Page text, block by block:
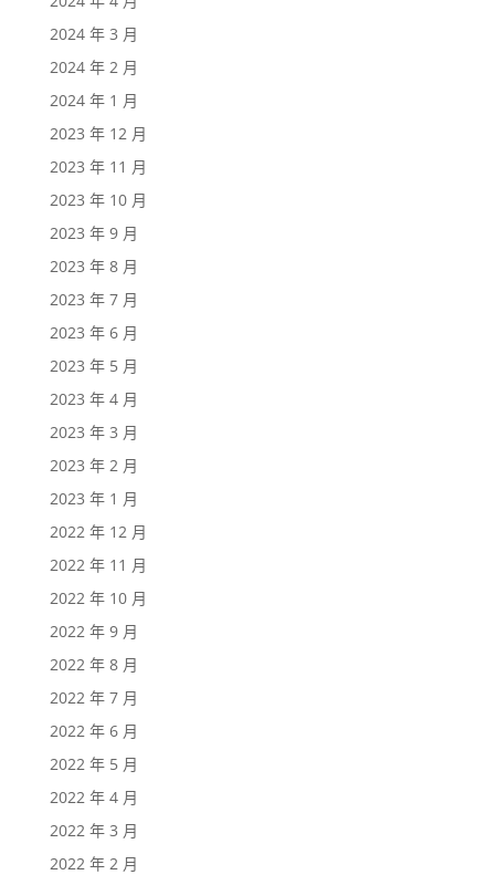
2024 年 3 月
2024 年 2 月
2024 年 1 月
2023 年 12 月
2023 年 11 月
2023 年 10 月
2023 年 9 月
2023 年 8 月
2023 年 7 月
2023 年 6 月
2023 年 5 月
2023 年 4 月
2023 年 3 月
2023 年 2 月
2023 年 1 月
2022 年 12 月
2022 年 11 月
2022 年 10 月
2022 年 9 月
2022 年 8 月
2022 年 7 月
2022 年 6 月
2022 年 5 月
2022 年 4 月
2022 年 3 月
2022 年 2 月